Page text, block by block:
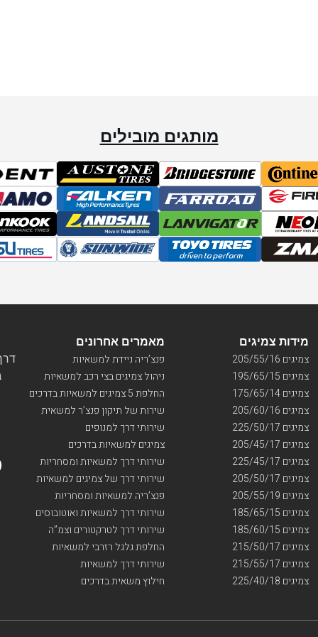
מותגים מובילים
דרך
מאמרים אחרונים
פנצ’ריה ניידת למשאיות
ניהול צמיגים בצי רכב למשאיות
החלפת 5 צמיגים למשאיות בדרכים
שירות של תיקון פנצ’ר למשאית
שירותי דרך למנופים
צמיגים למשאיות בדרכים
שירותי דרך למשאיות ומסחריות
שירותי דרך של צמיגים למשאיות
פנצ’ריה למשאיות ומסחריות
שירותי דרך למשאיות ואוטובוסים
שירותי דרך לטרקטורים וצמ”ה
החלפת גלגל רזרבי למשאיות
שירותי דרך למשאיות
חילוץ משאית בדרכים
מידות צמיגים
צמיגים 205/55/16
צמיגים 195/65/15
צמיגים 175/65/14
צמיגים 205/60/16
צמיגים 225/50/17
צמיגים 205/45/17
צמיגים 225/45/17
צמיגים 205/50/17
צמיגים 205/55/19
צמיגים 185/65/15
צמיגים 185/60/15
צמיגים 215/50/17
צמיגים 215/55/17
צמיגים 225/40/18